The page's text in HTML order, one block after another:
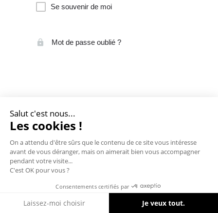
Se souvenir de moi
Mot de passe oublié ?
Salut c'est nous...
Les cookies !
On a attendu d'être sûrs que le contenu de ce site vous intéresse
avant de vous déranger, mais on aimerait bien vous accompagner
pendant votre visite...
C'est OK pour vous ?
Consentements certifiés par
Laissez-moi choisir Je veux tout.